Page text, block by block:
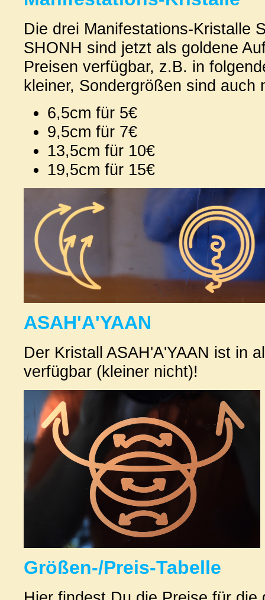
Die drei Manifestations-Kristalle
SHONH sind jetzt als goldene
Preisen verfügbar, z.B. in
kleiner, Sondergrößen sind auch
6,5cm für 5€
9,5cm für 7€
13,5cm für 10€
19,5cm für 15€
ASAH'A'YAAN
Der Kristall ASAH'A'YAAN ist in
verfügbar (kleiner nicht)!
Größen-/Preis-Tabelle